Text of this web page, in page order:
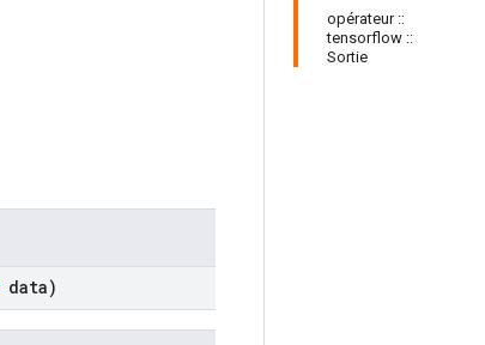
opérateur ::
tensorflow ::
Sortie
data)